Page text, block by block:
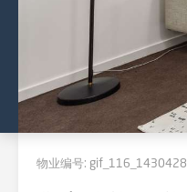
物业编号: gif_116_1430428